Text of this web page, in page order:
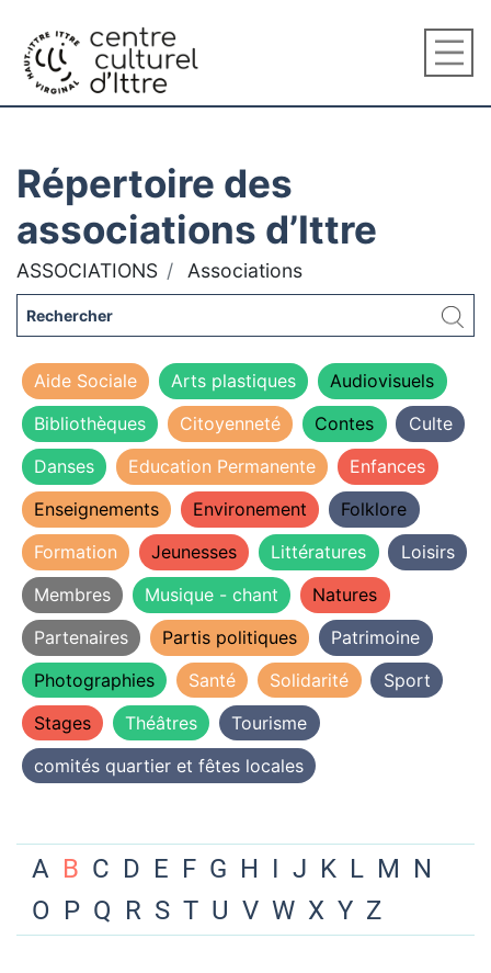
Répertoire des
associations d’Ittre
ASSOCIATIONS Associations
Aide Sociale Arts plastiques
Audiovisuels
Bibliothèques
Citoyenneté Contes
Culte
Danses
Education Permanente
Enfances
Enseignements
Environement
Folklore
Formation
Jeunesses Littératures
Loisirs
Membres
Musique - chant
Natures
Partenaires
Partis politiques
Patrimoine
Photographies
Santé Solidarité
Sport
Stages
Théâtres
Tourisme
comités quartier et fêtes locales
A B C D E F G H I J K L M N
O P Q R S T U V W X Y Z